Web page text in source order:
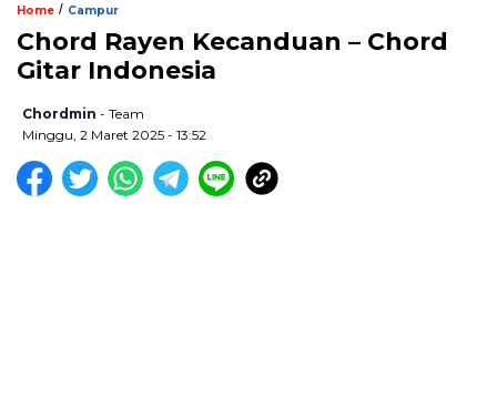
Home / Campur
Chord Rayen Kecanduan – Chord
Gitar Indonesia
Chordmin - Team
Minggu, 2 Maret 2025 - 13:52